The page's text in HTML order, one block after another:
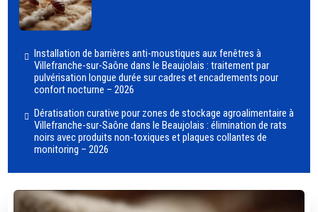
Installation de barrières anti-moustiques aux fenêtres à
Villefranche-sur-Saône dans le Beaujolais : traitement par
pulvérisation longue durée sur cadres et encadrements pour
confort nocturne – 2026
Dératisation curative pour zones de stockage agroalimentaire à
Villefranche-sur-Saône dans le Beaujolais : élimination de rats
noirs avec produits non-toxiques et plaques collantes de
monitoring – 2026